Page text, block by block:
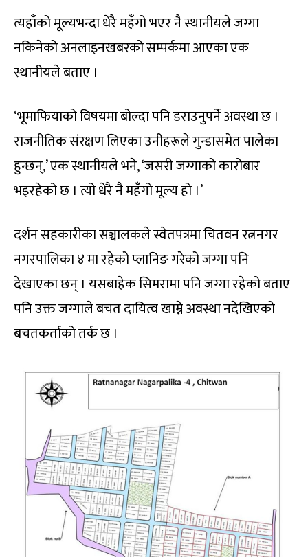
त्यहाँको मूल्यभन्दा धेरै महँगो भएर नै स्थानीयले जग्गा
नकिनेको अनलाइनखबरको सम्पर्कमा आएका एक
स्थानीयले बताए ।
‘भूमाफियाको विषयमा बोल्दा पनि डराउनुपर्ने अवस्था छ ।
राजनीतिक संरक्षण लिएका उनीहरूले गुन्डासमेत पालेका
हुन्छन्,’ एक स्थानीयले भने, ‘जसरी जग्गाको कारोबार
भइरहेको छ । त्यो धेरै नै महँगो मूल्य हो ।’
दर्शन सहकारीका सञ्चालकले स्वेतपत्रमा चितवन रत्ननगर
नगरपालिका ४ मा रहेको प्लानिङ गरेको जग्गा पनि
देखाएका छन् । यसबाहेक सिमरामा पनि जग्गा रहेको बताए
पनि उक्त जग्गाले बचत दायित्व खाम्ने अवस्था नदेखिएको
बचतकर्ताको तर्क छ ।